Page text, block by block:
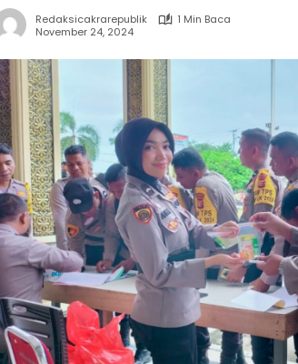
Redaksicakrarepublik
1 Min Baca
November 24, 2024